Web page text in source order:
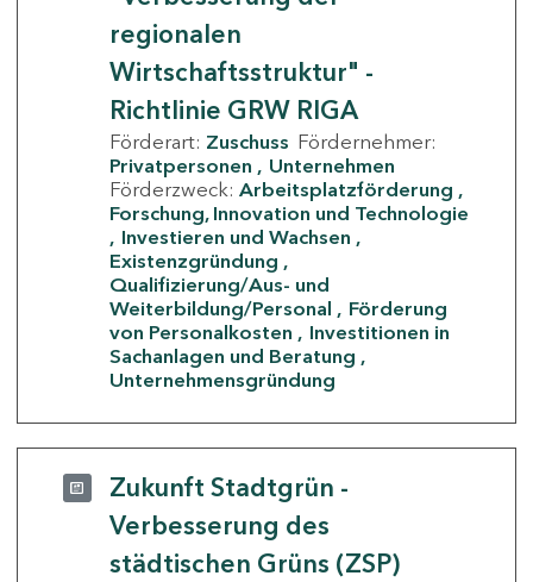
regionalen
Wirtschaftsstruktur" -
Richtlinie GRW RIGA
Förderart: Zuschuss Fördernehmer:
Privatpersonen
Unternehmen
Förderzweck: Arbeitsplatzförderung
Forschung, Innovation und Technologie
Investieren und Wachsen
Existenzgründung
Qualifizierung/Aus- und
Weiterbildung/Personal
Förderung
von Personalkosten
Investitionen in
Sachanlagen und Beratung
Unternehmensgründung
Zukunft Stadtgrün -
Verbesserung des
städtischen Grüns (ZSP)